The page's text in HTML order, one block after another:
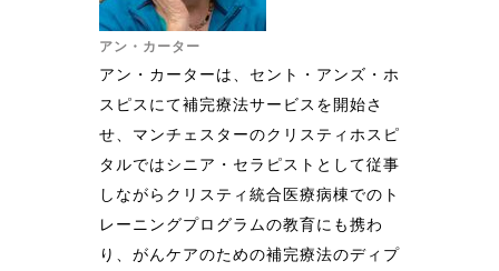
アン・カーター
アン・カーターは、セント・アンズ・ホ
スピスにて補完療法サービスを開始さ
せ、マンチェスターのクリスティホスピ
タルではシニア・セラピストとして従事
しながらクリスティ統合医療病棟でのト
レーニングプログラムの教育にも携わ
り、がんケアのための補完療法のディプ